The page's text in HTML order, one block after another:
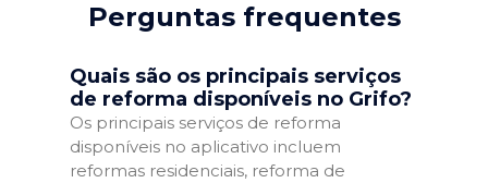
Perguntas frequentes
Quais são os principais serviços
de reforma disponíveis no Grifo?
Os principais serviços de reforma
disponíveis no aplicativo incluem
reformas residenciais, reforma de